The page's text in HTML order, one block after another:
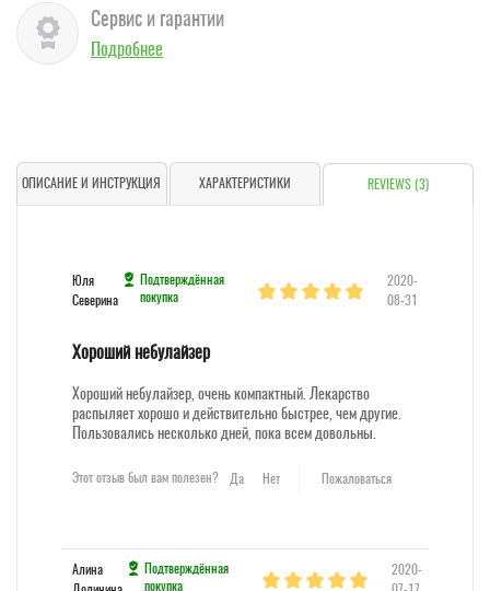
Сервис и гарантии
Подробнее
ОПИСАНИЕ И ИНСТРУКЦИЯ ХАРАКТЕРИСТИКИ REVIEWS (3)
Юля
Северина
Подтверждённая
покупка
2020-
08-31
Хороший небулайзер
Хороший небулайзер, очень компактный. Лекарство
распыляет хорошо и действительно быстрее, чем другие.
Пользовались несколько дней, пока всем довольны.
Этот отзыв был вам полезен? Да Нет Пожаловаться
Алина
Подтверждённая
покупка
2020-